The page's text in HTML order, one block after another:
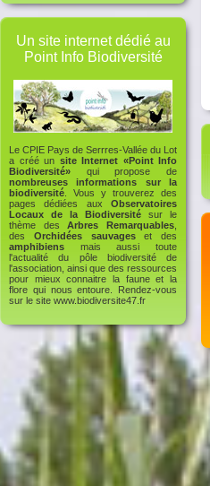
Un site internet dédié au
Point Info Biodiversité
Le CPIE Pays de Serrres-Vallée du Lot
a créé un site Internet «Point Info
Biodiversité» qui propose de
nombreuses informations sur la
biodiversité . Vous y trouverez des
pages dédiées aux Observatoires
Locaux de la Biodiversité sur le
thème desArbres Remarquables
des Orchidées sauvageset des
amphibiens mais aussi toute
l'actualité du pôle biodiversité de
l'association, ainsi que des ressources
pour mieux connaitre la faune et la
flore qui nous entoure. Rendez-vous
sur le site www.biodiversite47.fr